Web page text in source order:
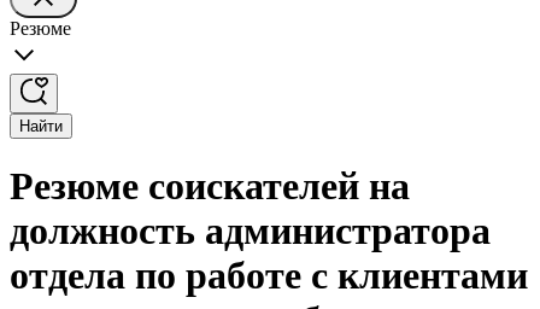
Резюме
Найти
Резюме соискателей на
должность администратора
отдела по работе с клиентами